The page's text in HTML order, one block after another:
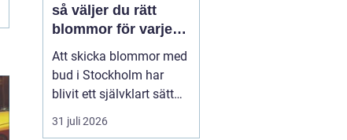
så väljer du rätt
blommor för varje
tillfälle
Att skicka blommor med
bud i Stockholm har
blivit ett självklart sätt
att visa omtanke, fira
stora händelser eller
31 juli 2026